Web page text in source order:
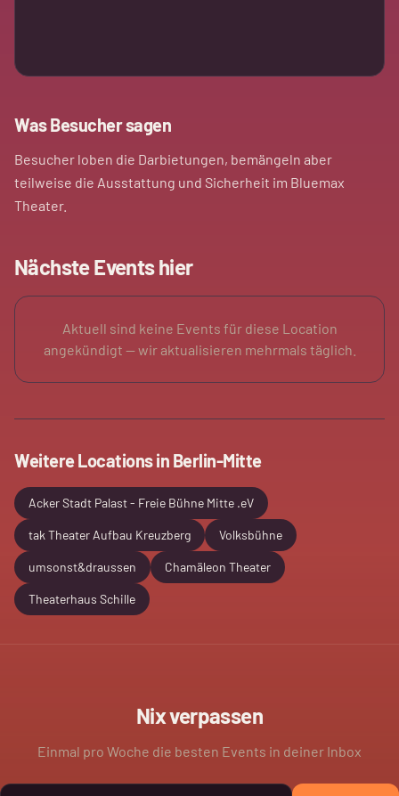
Was Besucher sagen
Besucher loben die Darbietungen, bemängeln aber
teilweise die Ausstattung und Sicherheit im Bluemax
Theater.
Nächste Events hier
Aktuell sind keine Events für diese Location
angekündigt — wir aktualisieren mehrmals täglich.
Weitere Locations in Berlin-Mitte
Acker Stadt Palast - Freie Bühne Mitte .eV
tak Theater Aufbau Kreuzberg Volksbühne
umsonst&draussen Chamäleon Theater
Theaterhaus Schille
Nix verpassen
Einmal pro Woche die besten Events in deiner Inbox